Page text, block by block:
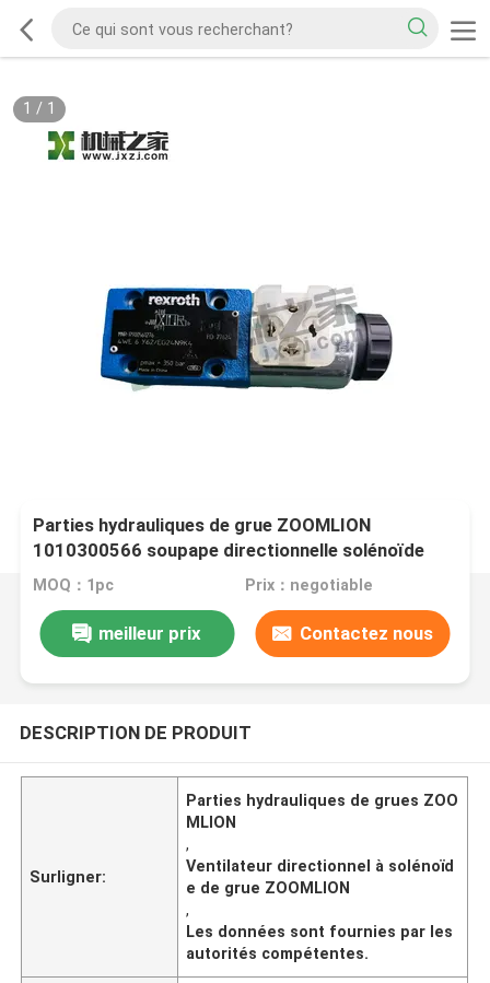
1 / 1
Parties hydrauliques de grue ZOOMLION
1010300566 soupape directionnelle solénoïde
4WE6Y6X/EG24N9K4
MOQ：1pc Prix：negotiable
meilleur prix Contactez nous
DESCRIPTION DE PRODUIT
Surligner:
Parties hydrauliques de grues ZOO
MLION
,
Ventilateur directionnel à solénoïd
e de grue ZOOMLION
,
Les données sont fournies par les
autorités compétentes.